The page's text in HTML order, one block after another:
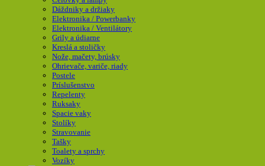
Dáždniky a držiaky
Elektronika / Powerbanky
Elektronika / Ventilátory
Grily a údiarne
Kreslá a stoličky
Nože, mačety, brúsky
Ohrievače, variče, riady
Postele
Príslušenstvo
Repelenty
Ruksaky
Spacie vaky
Stolíky
Stravovanie
Tašky
Toalety a sprchy
Vozíky